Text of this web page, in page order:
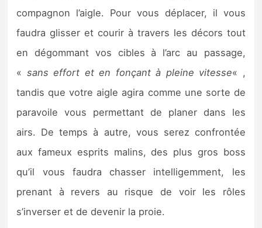
compagnon l’aigle. Pour vous déplacer, il vous
faudra glisser et courir à travers les décors tout
en dégommant vos cibles à l’arc au passage,
« sans effort et en fonçant à pleine vitesse« ,
tandis que votre aigle agira comme une sorte de
paravoile vous permettant de planer dans les
airs. De temps à autre, vous serez confrontée
aux fameux esprits malins, des plus gros boss
qu’il vous faudra chasser intelligemment, les
prenant à revers au risque de voir les rôles
s’inverser et de devenir la proie.